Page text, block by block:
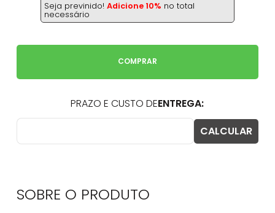
Seja previnido!Adicione 10% no total
necessário
COMPRAR
SOBRE O PRODUTO